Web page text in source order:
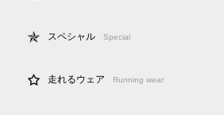
スペシャル Special
走れるウェア Running wear